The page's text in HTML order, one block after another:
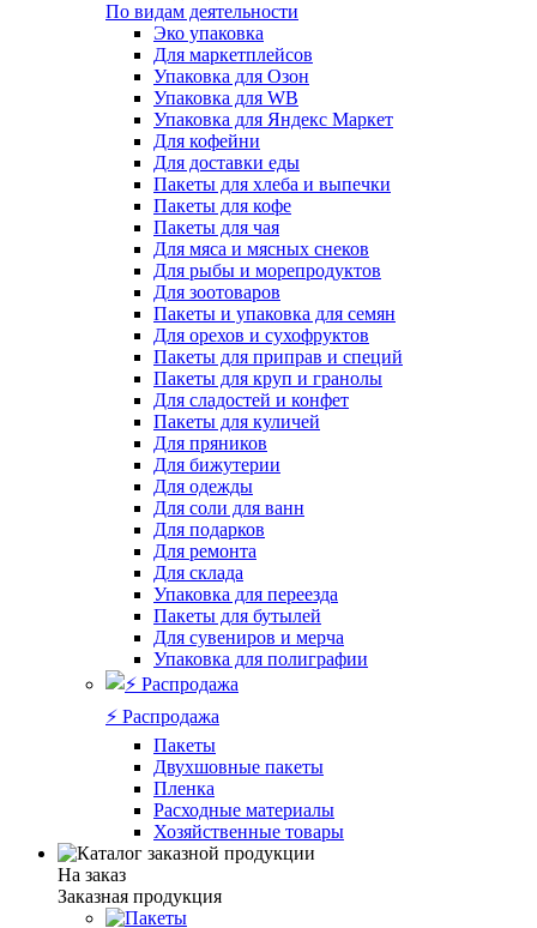
По видам деятельности
Эко упаковка
Для маркетплейсов
Упаковка для Озон
Упаковка для WB
Упаковка для Яндекс Маркет
Для кофейни
Для доставки еды
Пакеты для хлеба и выпечки
Пакеты для кофе
Пакеты для чая
Для мяса и мясных снеков
Для рыбы и морепродуктов
Для зоотоваров
Пакеты и упаковка для семян
Для орехов и сухофруктов
Пакеты для приправ и специй
Пакеты для круп и гранолы
Для сладостей и конфет
Пакеты для куличей
Для пряников
Для бижутерии
Для одежды
Для соли для ванн
Для подарков
Для ремонта
Для склада
Упаковка для переезда
Пакеты для бутылей
Для сувениров и мерча
Упаковка для полиграфии
⚡️ Распродажа
Пакеты
Двухшовные пакеты
Пленка
Расходные материалы
Хозяйственные товары
На заказ
Заказная продукция